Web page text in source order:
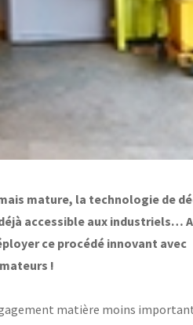
mature, la technologie de
accessible aux industriels…
ce procédé innovant avec
!
matière moins